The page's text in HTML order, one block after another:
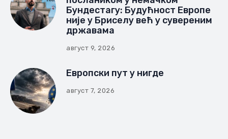
Бундестагу: Будућност Европе
није у Бриселу већ у сувереним
државама
август 9, 2026
Европски пут у нигде
август 7, 2026